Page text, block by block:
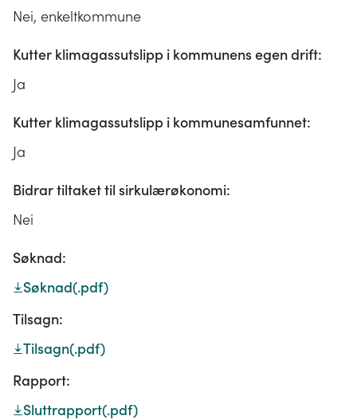
Nei, enkeltkommune
Kutter klimagassutslipp i kommunens egen drift:
Ja
Kutter klimagassutslipp i kommunesamfunnet:
Ja
Bidrar tiltaket til sirkulærøkonomi:
Nei
Søknad:
Søknad(.pdf)
Tilsagn:
Tilsagn(.pdf)
Rapport:
Sluttrapport(.pdf)